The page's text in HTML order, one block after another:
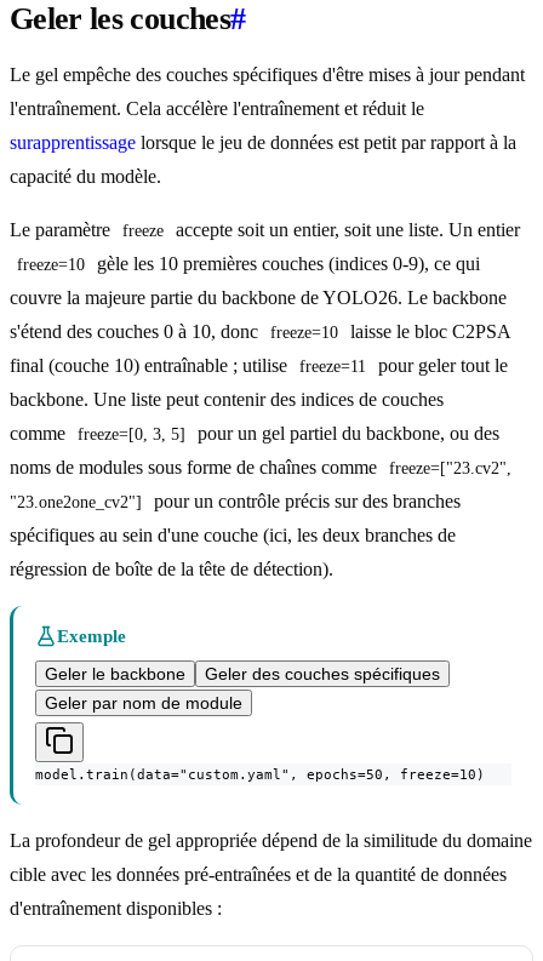
Geler les couches#
Le gel empêche des couches spécifiques d'être mises à jour pendant
l'entraînement. Cela accélère l'entraînement et réduit le
surapprentissage lorsque le jeu de données est petit par rapport à la
capacité du modèle.
Le paramètre freeze accepte soit un entier, soit une liste. Un entier
freeze=10
gèle les 10 premières couches (indices 0-9), ce qui
couvre la majeure partie du backbone de YOLO26. Le backbone
s'étend des couches 0 à 10, donc
freeze=10
laisse le bloc C2PSA
final (couche 10) entraînable ; utilise
freeze=11
pour geler tout le
backbone. Une liste peut contenir des indices de couches
comme
freeze=[0, 3, 5]
pour un gel partiel du backbone, ou des
noms de modules sous forme de chaînes comme
freeze=["23.cv2",
"23.one2one_cv2"]
pour un contrôle précis sur des branches
spécifiques au sein d'une couche (ici, les deux branches de
régression de boîte de la tête de détection).
Exemple
Geler le backbone
Geler des couches spécifiques
Geler par nom de module
model.train(data="custom.yaml", epochs=50, freeze=10)
La profondeur de gel appropriée dépend de la similitude du domaine
cible avec les données pré-entraînées et de la quantité de données
d'entraînement disponibles :